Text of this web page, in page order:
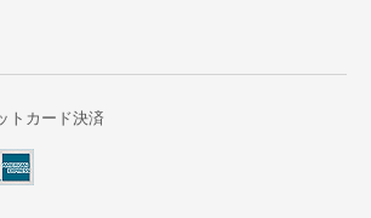
トカード決済